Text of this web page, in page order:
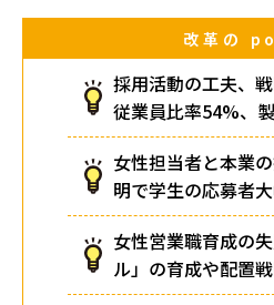
改革の
採用活動の工夫、
従業員比率54%、
女性担当者と本業
明で学生の応募者
女性営業職育成の
ル」の育成や配置